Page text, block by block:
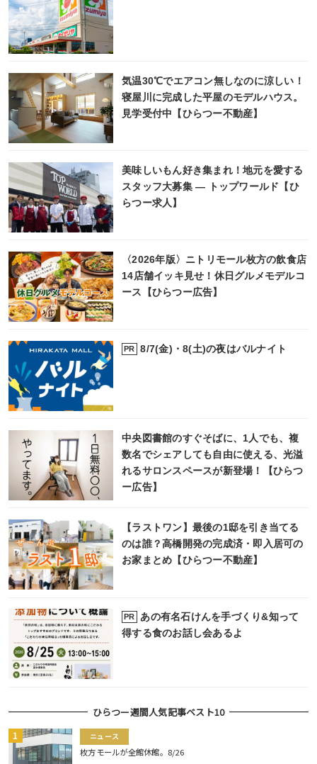
気温30℃でエアコン無しなのに涼しい！
寝屋川に完成した平屋のモデルハウス。
見学受付中【ひらつー不動産】
美味しいもん好き集まれ！地元を愛する
スタッフ大募集 ― トップワールド【ひ
らつー求人】
〈2026年版〉ニトリモール枚方の飲食店
14店舗イッキ見せ！休日グルメモデルコ
ース【ひらつー広告】
PR 8/7(金)・8(土)の夜はバルナイト
中央図書館のすぐそばに、1人でも、複
数名でシェアしても自由に使える、光溢
れるサロンスペースが新登場！【ひらつ
ー広告】
【ラストワン】最後の1邸を引き当てる
のは誰？高橋開発の完成済・即入居可の
お家まとめ【ひらつー不動産】
PR
あの有名石けんを手づくり&知って
得する食のお話し会あるよ
ひらつー週間人気記事ベスト10
ニュース
枚方モールが全館休館。8/26